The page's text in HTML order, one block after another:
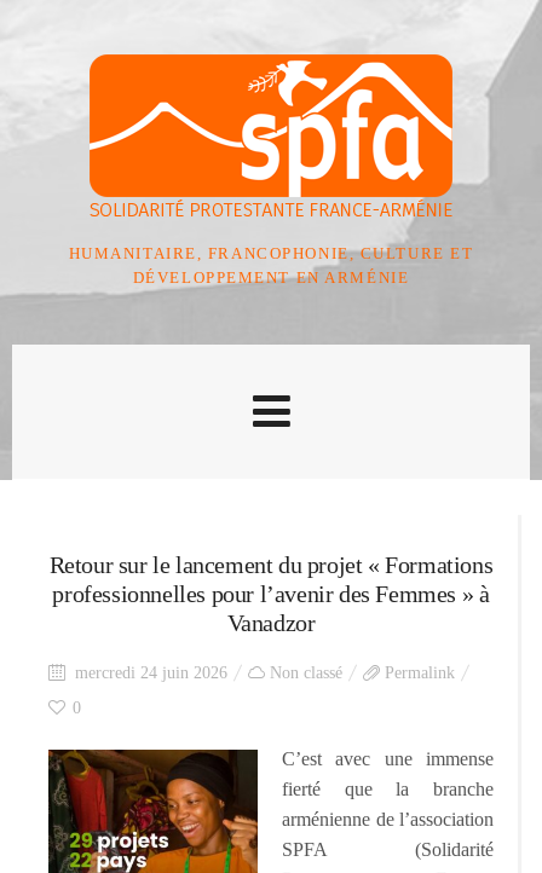
HUMANITAIRE, FRANCOPHONIE, CULTURE ET
DÉVELOPPEMENT EN ARMÉNIE
Retour sur le lancement du projet « Formations
professionnelles pour l’avenir des Femmes » à
Vanadzor
mercredi 24 juin 2026 Non classé
Permalink
0
C’est avec une immense
fierté que la branche
arménienne de l’association
SPFA (Solidarité